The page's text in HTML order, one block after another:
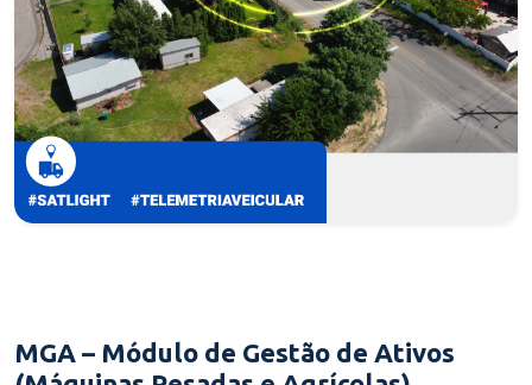
MGA – Módulo de Gestão de Ativos